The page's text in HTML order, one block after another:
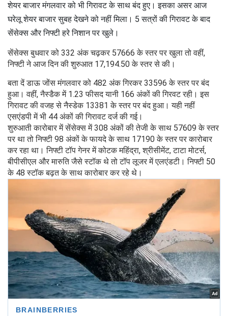
शेयर बाजार मंगलवार को भी गिरावट के साथ बंद हुए। इसका असर आज
घरेलू शेयर बाजार सुबह देखने को नहीं मिला। 5 सत्रों की गिरावट के बाद
सेंसेक्स और निफ्टी हरे निशान पर खुले।
सेंसेक्स बुधवार को 332 अंक चढ़कर 57666 के स्तर पर खुला तो वहीं,
निफ्टी ने आज दिन की शुरुआत 17,194.50 के स्तर से की।
बता दें डाऊ जोंस मंगलवार को 482 अंक गिरकर 33596 के स्तर पर बंद
हुआ। वहीं, नैस्डैक में 1.23 फीसद यानी 166 अंकों की गिरवट रही। इस
गिरावट की वजह से नैस्डेक 13381 के स्तर पर बंद हुआ। यही नहीं
एसएंडपी में भी 44 अंकों की गिरावट दर्ज की गई।
शुरुआती कारोबार में सेंसेक्स में 308 अंकों की तेजी के साथ 57609 के स्तर
पर था तो निफ्टी 98 अंकों के फायदे के साथ 17190 के स्तर पर कारोबार
कर रहा था। निफ्टी टॉप गेनर में कोटक महिंद्रा, श्रीसीमेंट, टाटा मोटर्स,
बीपीसीएल और मारुति जैसे स्टॉक थे तो टॉप लूजर में एलएंडटी। निफ्टी 50
के 48 स्टॉक बढ़त के साथ कारोबार कर रहे थे।